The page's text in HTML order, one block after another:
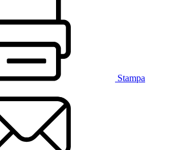
Stampa